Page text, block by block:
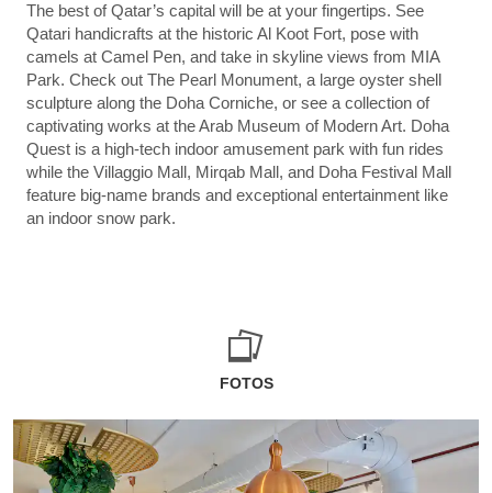
The best of Qatar’s capital will be at your fingertips. See
Qatari handicrafts at the historic Al Koot Fort, pose with
camels at Camel Pen, and take in skyline views from MIA
Park. Check out The Pearl Monument, a large oyster shell
sculpture along the Doha Corniche, or see a collection of
captivating works at the Arab Museum of Modern Art. Doha
Quest is a high-tech indoor amusement park with fun rides
while the Villaggio Mall, Mirqab Mall, and Doha Festival Mall
feature big-name brands and exceptional entertainment like
an indoor snow park.
FOTOS